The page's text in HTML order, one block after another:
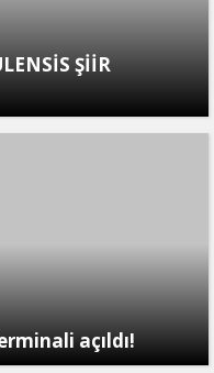
ŞİİR
açıldı!